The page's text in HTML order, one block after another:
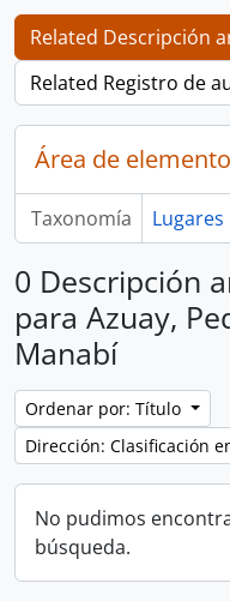
Related Descripción
Related Registro de
Área de
Taxonomía Lugares
0 Descripción
para Azuay,
Manabí
Ordenar por: Título
Dirección: Clasificación
No pudimos
búsqueda.